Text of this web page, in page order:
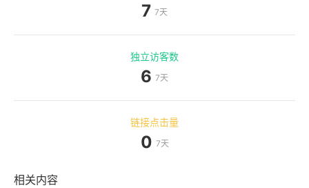
7 7天
独立访客数
6 7天
链接点击量
0 7天
相关内容